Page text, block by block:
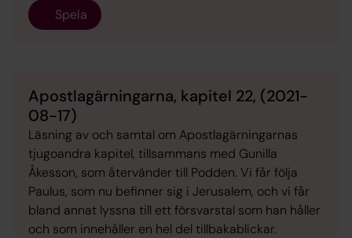
Spela
Apostlagärningarna, kapitel 22, (2021-
08-17)
Läsning av och samtal om Apostlagärningarnas
tjugoandra kapitel, tillsammans med Gunilla
Åkesson, som återvänder till Podden. Vi får följa
Paulus, som nu befinner sig i Jerusalem, och vi får
bland annat lyssna till ett försvarstal som han håller
och som innehåller en hel del tillbakablickar.